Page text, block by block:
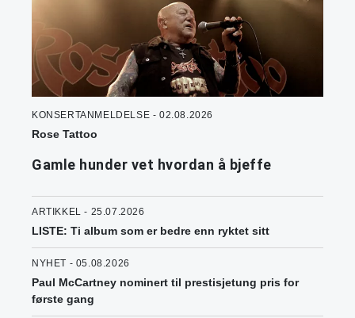
KONSERTANMELDELSE - 02.08.2026
Rose Tattoo
Gamle hunder vet hvordan å bjeffe
ARTIKKEL - 25.07.2026
LISTE: Ti album som er bedre enn ryktet sitt
NYHET - 05.08.2026
Paul McCartney nominert til prestisjetung pris for
første gang